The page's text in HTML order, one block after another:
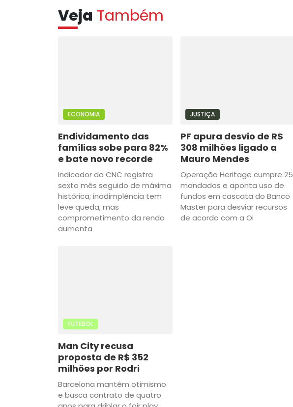
Veja Também
ECONOMIA
Endividamento das
famílias sobe para 82%
e bate novo recorde
Indicador da CNC registra
sexto mês seguido de máxima
histórica; inadimplência tem
leve queda, mas
comprometimento da renda
aumenta
JUSTIÇA
PF apura desvio de R$
308 milhões ligado a
Mauro Mendes
Operação Heritage cumpre 25
mandados e aponta uso de
fundos em cascata do Banco
Master para desviar recursos
de acordo com a Oi
FUTEBOL
Man City recusa
proposta de R$ 352
milhões por Rodri
Barcelona mantém otimismo
e busca contrato de quatro